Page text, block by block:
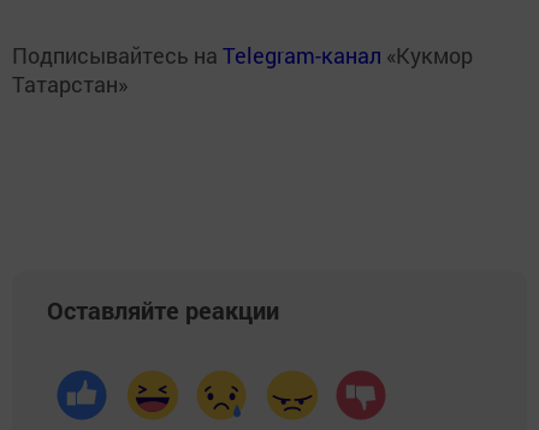
Подписывайтесь на Telegram-канал «Кукмор
Татарстан»
Оставляйте реакции